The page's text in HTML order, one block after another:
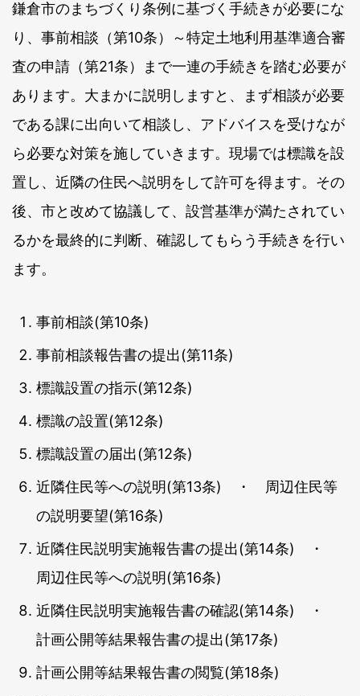
鎌倉市のまちづくり条例に基づく手続きが必要にな
り、事前相談（第10条）～特定土地利用基準適合審
査の申請（第21条）まで一連の手続きを踏む必要が
あります。大まかに説明しますと、まず相談が必要
である課に出向いて相談し、アドバイスを受けなが
ら必要な対策を施していきます。現場では標識を設
置し、近隣の住民へ説明をして許可を得ます。その
後、市と改めて協議して、設営基準が満たされてい
るかを最終的に判断、確認してもらう手続きを行い
ます。
事前相談(第10条)
事前相談報告書の提出(第11条)
標識設置の指示(第12条)
標識の設置(第12条)
標識設置の届出(第12条)
近隣住民等への説明(第13条) ・ 周辺住民等
の説明要望(第16条)
近隣住民説明実施報告書の提出(第14条) ・
周辺住民等への説明(第16条)
近隣住民説明実施報告書の確認(第14条) ・
計画公開等結果報告書の提出(第17条)
計画公開等結果報告書の閲覧(第18条)